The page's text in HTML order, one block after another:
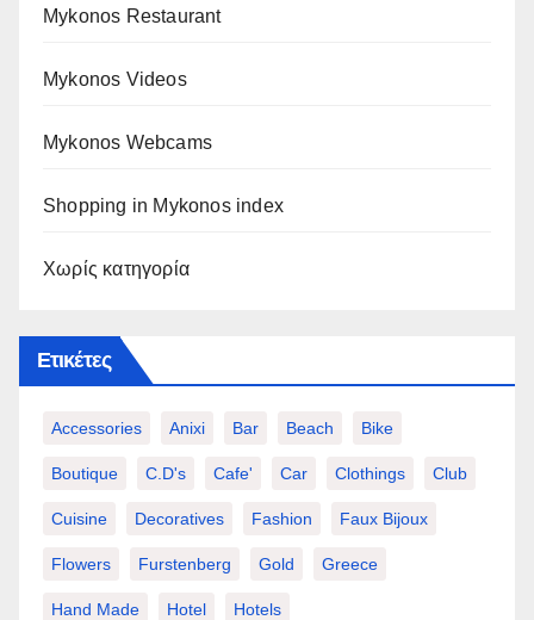
Mykonos Restaurant
Mykonos Videos
Mykonos Webcams
Shopping in Mykonos index
Χωρίς κατηγορία
Ετικέτες
Accessories Anixi Bar Beach Bike
Boutique C.d's Cafe' Car Clothings Club
Cuisine Decoratives Fashion Faux Bijoux
Flowers Furstenberg Gold Greece
Hand Made Hotel Hotels